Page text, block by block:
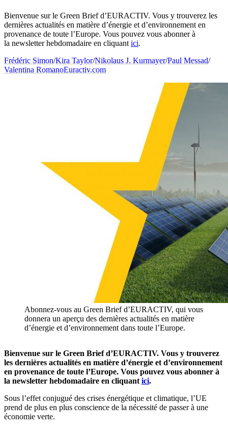
Bienvenue sur le Green Brief d’EURACTIV. Vous y trouverez les
dernières actualités en matière d’énergie et d’environnement en
provenance de toute l’Europe. Vous pouvez vous abonner à
la newsletterhebdomadaire en cliquant ici.
Frédéric Simon/Kira Taylor/Nikolaus J. Kurmayer/Paul Messad/
Valentina RomanoEuractiv.com
Abonnez-vous au Green Brief d’EURACTIV, qui vous
donnera un aperçu des dernières actualités en matière
d’énergie et d’environnement dans toute l’Europe.
Bienvenue sur le Green Brief d’EURACTIV. Vous y trouverez
les dernières actualités en matière d’énergie et d’environnement
en provenance de toute l’Europe. Vous pouvez vous abonner à
la newsletter hebdomadaire en cliquant ici.
Sous l’effet conjugué des crises énergétique et climatique, l’UE
prend de plus en plus conscience de la nécessité de passer à une
économie verte.